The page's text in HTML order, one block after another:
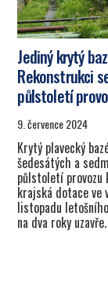
Jediný krytý
Rekonstrukci
půlstoletí
9. července 2024
Krytý plavecký
šedesátých a
půlstoletí provozu
krajská dotace ve
listopadu
na dva roky uzavře.